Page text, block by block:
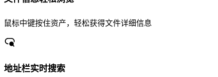
鼠标中键按住资产，轻松获得文件详细信息
地址栏实时搜索